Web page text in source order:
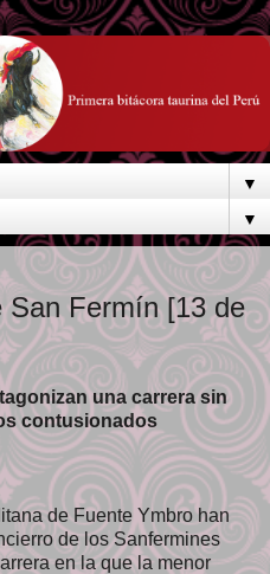
▼
▼
San Fermín [13 de
una carrera sin
contusionados
de Fuente Ymbro han
de los Sanfermines
en la que la menor